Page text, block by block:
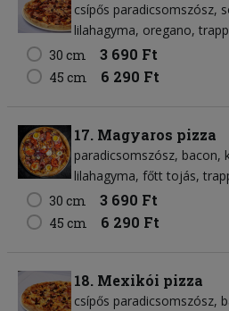
csípős paradicsomszósz
lilahagyma oregano
30 cm
3 690 Ft
45 cm 6 290 Ft
17. Magyaros pizza
paradicsomszósz bacon
lilahagyma főtt tojás
30 cm
3 690 Ft
45 cm 6 290 Ft
18. Mexikói pizza
csípős paradicsomszósz